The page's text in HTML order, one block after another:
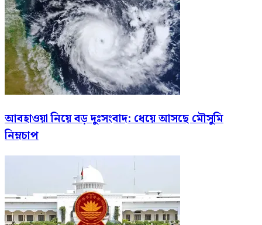
আবহাওয়া নিয়ে বড় দুঃসংবাদ: ধেয়ে আসছে মৌসুমি
নিম্নচাপ